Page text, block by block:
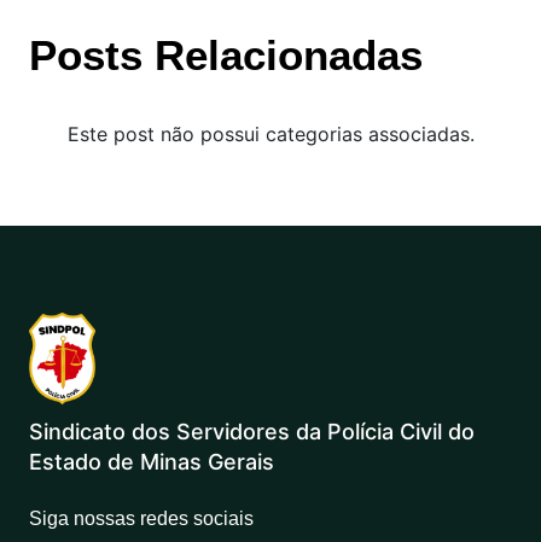
Posts Relacionadas
Este post não possui categorias associadas.
Sindicato dos Servidores da Polícia Civil do
Estado de Minas Gerais
Siga nossas redes sociais